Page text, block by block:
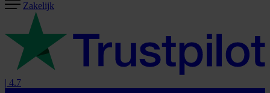
Zakelijk
| 4.7